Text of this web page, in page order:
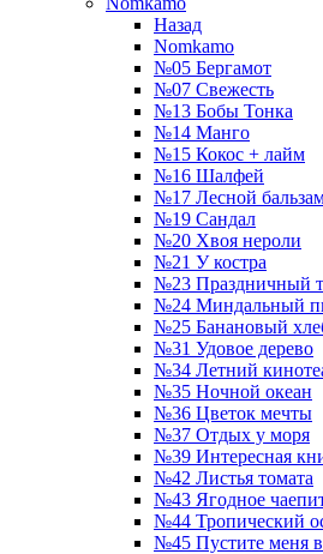
Назад
Nomkamo
№05 Бергамот
№07 Свежесть
№13 Бобы Тонка
№14 Манго
№15 Кокос + лайм
№16 Шалфей
№17 Лесной
№19 Сандал
№20 Хвоя нероли
№21 У костра
№23 Праздничный
№24 Миндальный
№25 Банановый
№31 Удовое дерево
№34 Летний
№35 Ночной океан
№36 Цветок мечты
№37 Отдых у моря
№39 Интересная
№42 Листья томата
№43 Ягодное
№44 Тропический
№45 Пустите меня